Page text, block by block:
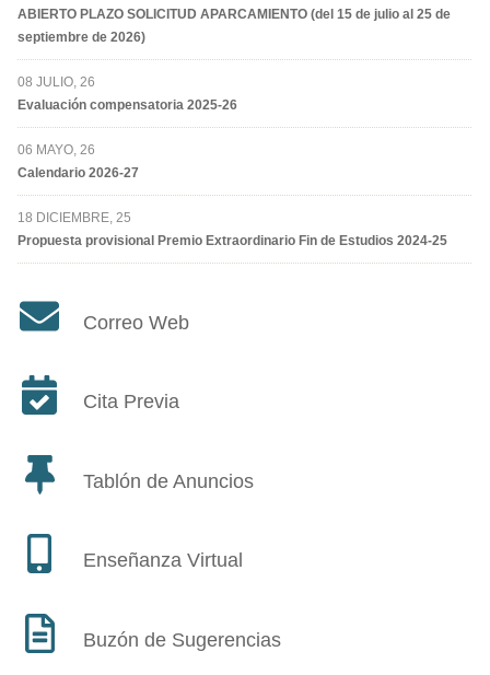
ABIERTO PLAZO SOLICITUD APARCAMIENTO (del 15 de julio al 25 de
septiembre de 2026)
08 JULIO, 26
Evaluación compensatoria 2025-26
06 MAYO, 26
Calendario 2026-27
18 DICIEMBRE, 25
Propuesta provisional Premio Extraordinario Fin de Estudios 2024-25
Correo Web
Cita Previa
Tablón de Anuncios
Enseñanza Virtual
Buzón de Sugerencias